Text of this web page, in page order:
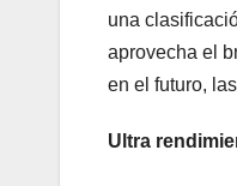
una
aprovecha el
en el futuro,
Ultra